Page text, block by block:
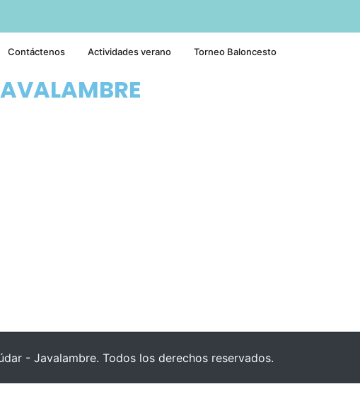
Contáctenos Actividades verano Torneo Baloncesto
- Javalambre. Todos los derechos reservados.